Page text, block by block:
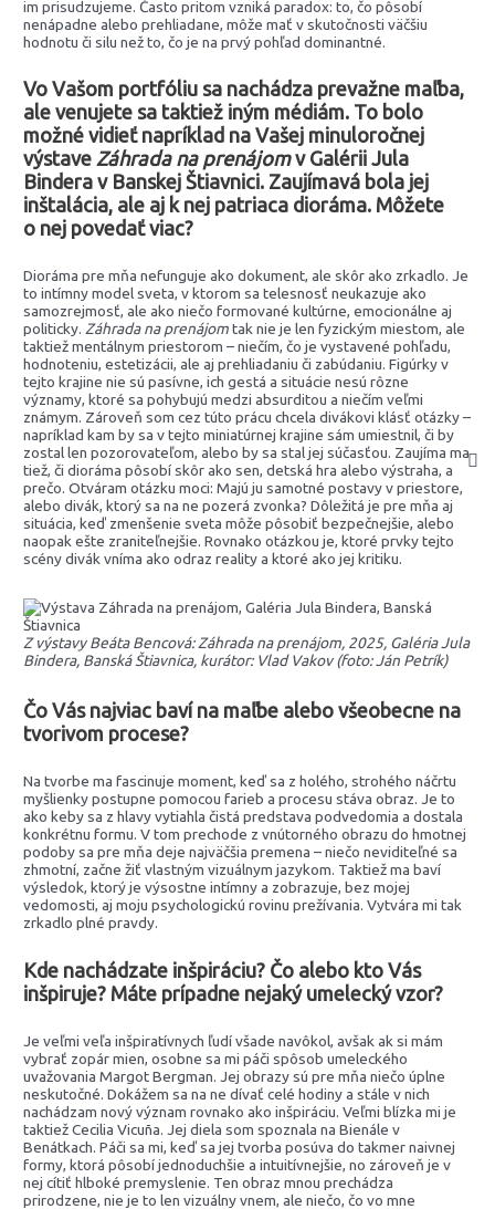
im prisudzujeme. Často pritom vzniká paradox: to, čo pôsobí
nenápadne alebo prehliadane, môže mať v skutočnosti väčšiu
hodnotu či silu než to, čo je na prvý pohľad dominantné.
Vo Vašom portfóliu sa nachádza prevažne maľba,
ale venujete sa taktiež iným médiám. To bolo
možné vidieť napríklad na Vašej minuloročnej
výstave Záhrada na prenájomv Galérii Jula
Bindera v Banskej Štiavnici. Zaujímavá bola jej
inštalácia, ale aj k nej patriaca dioráma. Môžete
o nej povedať viac?
Dioráma pre mňa nefunguje ako dokument, ale skôr ako zrkadlo. Je
to intímny model sveta, v ktorom sa telesnosť neukazuje ako
samozrejmosť, ale ako niečo formované kultúrne, emocionálne aj
politicky.Záhrada na prenájomtak nie je len fyzickým miestom, ale
taktiež mentálnym priestorom – niečím, čo je vystavené pohľadu,
hodnoteniu, estetizácii, ale aj prehliadaniu či zabúdaniu. Figúrky v
tejto krajine nie sú pasívne, ich gestá a situácie nesú rôzne
významy, ktoré sa pohybujú medzi absurditou a niečím veľmi
známym. Zároveň som cez túto prácu chcela divákovi klásť otázky –
napríklad kam by sa v tejto miniatúrnej krajine sám umiestnil, či by
zostal len pozorovateľom, alebo by sa stal jej súčasťou. Zaujíma ma
tiež, či dioráma pôsobí skôr ako sen, detská hra alebo výstraha, a
prečo. Otváram otázku moci: Majú ju samotné postavy v priestore,
alebo divák, ktorý sa na ne pozerá zvonka? Dôležitá je pre mňa aj
situácia, keď zmenšenie sveta môže pôsobiť bezpečnejšie, alebo
naopak ešte zraniteľnejšie. Rovnako otázkou je, ktoré prvky tejto
scény divák vníma ako odraz reality a ktoré ako jej kritiku.
Z výstavy Beáta Bencová: Záhrada na prenájom, 2025, Galéria Jula
Bindera, Banská Štiavnica, kurátor: Vlad Vakov (foto: Ján Petrík)
Čo Vás najviac baví na maľbe alebo všeobecne na
tvorivom procese?
Na tvorbe ma fascinuje moment, keď sa z holého, strohého náčrtu
myšlienky postupne pomocou farieb a procesu stáva obraz. Je to
ako keby sa z hlavy vytiahla čistá predstava podvedomia a dostala
konkrétnu formu. V tom prechode z vnútorného obrazu do hmotnej
podoby sa pre mňa deje najväčšia premena – niečo neviditeľné sa
zhmotní, začne žiť vlastným vizuálnym jazykom. Taktiež ma baví
výsledok, ktorý je výsostne intímny a zobrazuje, bez mojej
vedomosti, aj moju psychologickú rovinu prežívania. Vytvára mi tak
zrkadlo plné pravdy.
Kde nachádzate inšpiráciu? Čo alebo kto Vás
inšpiruje? Máte prípadne nejaký umelecký vzor?
Je veľmi veľa inšpiratívnych ľudí všade navôkol, avšak ak si mám
vybrať zopár mien, osobne sa mi páči spôsob umeleckého
uvažovania Margot Bergman. Jej obrazy sú pre mňa niečo úplne
neskutočné. Dokážem sa na ne dívať celé hodiny a stále v nich
nachádzam nový význam rovnako ako inšpiráciu. Veľmi blízka mi je
taktiež Cecilia Vicuña. Jej diela som spoznala na Bienále v
Benátkach. Páči sa mi, keď sa jej tvorba posúva do takmer naivnej
formy, ktorá pôsobí jednoduchšie a intuitívnejšie, no zároveň je v
nej cítiť hlboké premyslenie. Ten obraz mnou prechádza
prirodzene, nie je to len vizuálny vnem, ale niečo, čo vo mne